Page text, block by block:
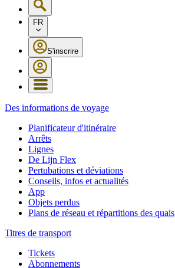
FR
S'inscrire
Des informations de voyage
Planificateur d'itinéraire
Arrêts
Lignes
De Lijn Flex
Pertubations et déviations
Conseils, infos et actualités
App
Objets perdus
Plans de réseau et répartitions des quais
Titres de transport
Tickets
Abonnements